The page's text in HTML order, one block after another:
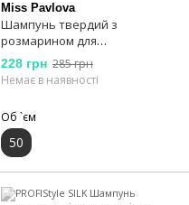
Miss Pavlova
Шампунь твердий з
розмарином для
фарбованого волосся Miss
Pavlova
228 грн 285 грн
Немає в наявності
Об `єм
50